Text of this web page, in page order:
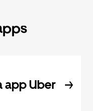
app Uber